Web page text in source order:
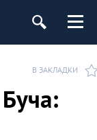
В ЗАКЛАДКИ